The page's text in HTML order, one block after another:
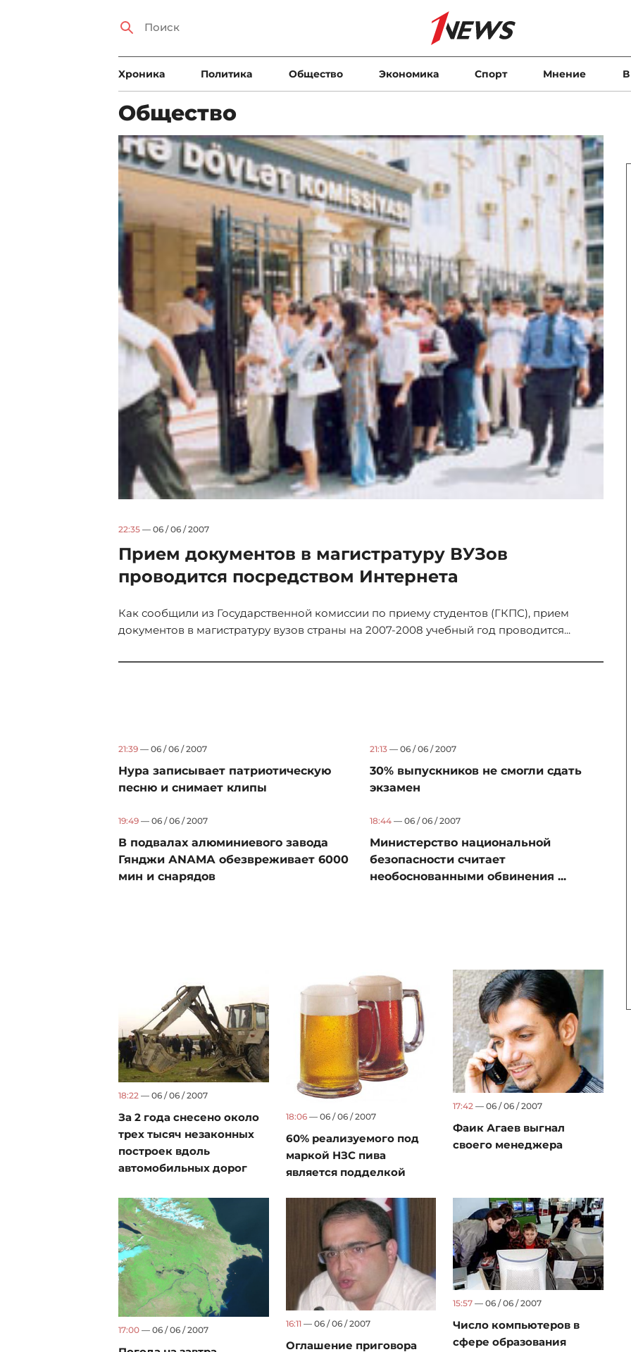
Xроника Политика Общество Экономика Спорт Мнение
Общество
22:35 — 06 / 06 / 2007
Прием документов в магистратуру ВУЗов
проводится посредством Интернета
Как сообщили из Государственной комиссии по приему студентов (ГКПС), прием
документов в магистратуру вузов страны на 2007-2008 учебный год проводится...
21:39 — 06 / 06 / 2007
Нура записывает патриотическую
песню и снимает клипы
21:13— 06 / 06 / 2007
30% выпускников не смогли сдать
экзамен
19:49 — 06 / 06 / 2007
В подвалах алюминиевого завода
Гянджи АNАМА обезвреживает 6000
мин и снарядов
18:44— 06 / 06 / 2007
Министерство национальной
безопасности считает
необоснованными обвинения ...
18:22 — 06 / 06 / 2007
За 2 года снесено около
трех тысяч незаконных
построек вдоль
автомобильных дорог
18:06— 06 / 06 / 2007
60% реализуемого под
маркой НЗС пива
является подделкой
17:42 — 06 / 06 / 2007
Фаик Агаев выгнал
своего менеджера
17:00 — 06 / 06 / 2007
16:11— 06 / 06 / 2007
Оглашение приговора
15:57 — 06 / 06 / 2007
Число компьютеров в
сфере образования